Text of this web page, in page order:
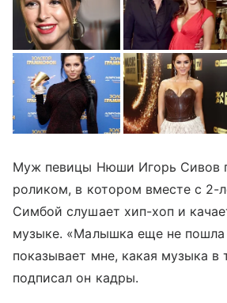
Муж певицы Нюши Игорь Сивов
роликом, в котором вместе с 2-
Симбой слушает хип-хоп и
музыке. «Малышка еще не пошла
показывает мне, какая музыка в
подписал он кадры.